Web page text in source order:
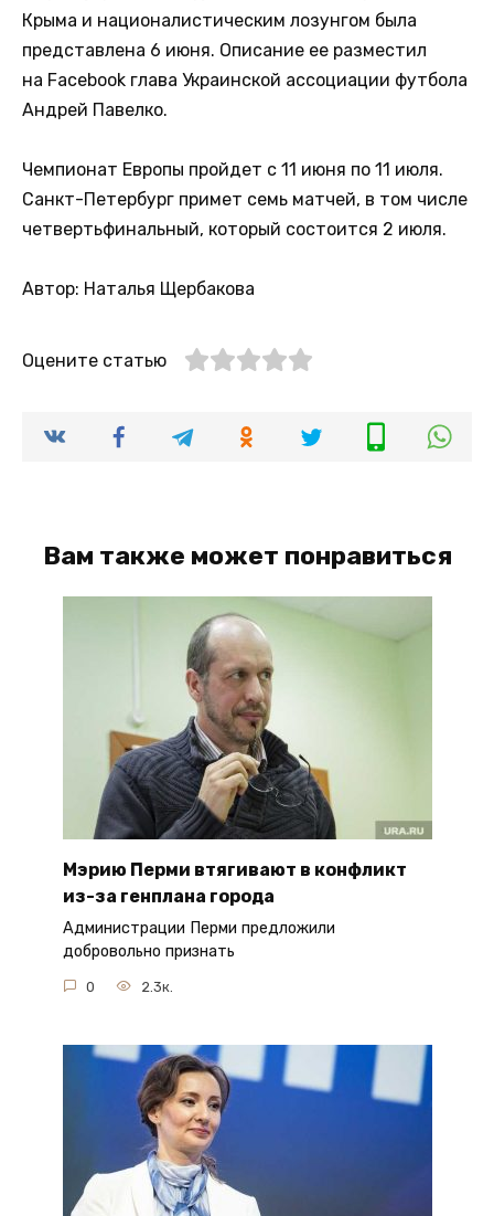
Крыма и националистическим лозунгом была
представлена 6 июня. Описание ее разместил
на Facebook глава Украинской ассоциации футбола
Андрей Павелко.
Чемпионат Европы пройдет с 11 июня по 11 июля.
Санкт-Петербург примет семь матчей, в том числе
четвертьфинальный, который состоится 2 июля.
Автор: Наталья Щербакова
Оцените статью
Вам также может понравиться
Мэрию Перми втягивают в конфликт
из-за генплана города
Администрации Перми предложили
добровольно признать
0 2.3к.